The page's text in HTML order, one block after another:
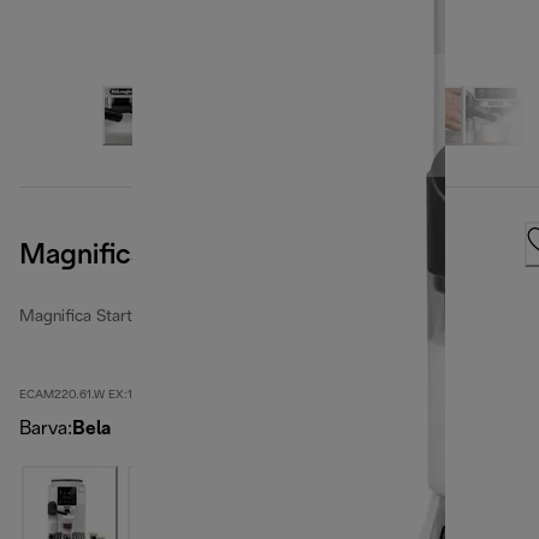
Magnifica Start
Magnifica Start
ECAM220.61.W EX:1
Barva: Bela